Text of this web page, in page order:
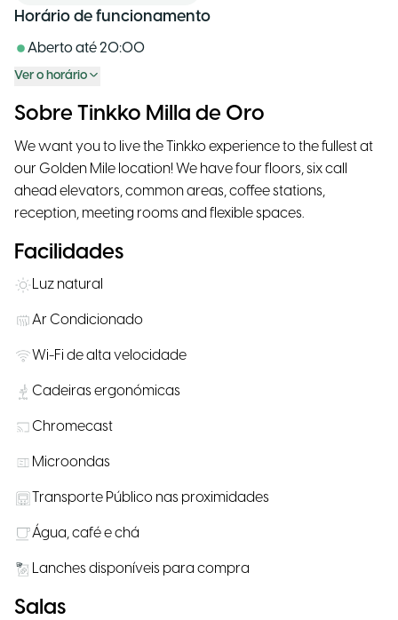
Horário de funcionamento
Aberto até20:00
Ver o horário
Sobre Tinkko Milla de Oro
We want you to live the Tinkko experience to the fullest at
our Golden Mile location! We have four floors, six call
ahead elevators, common areas, coffee stations,
reception, meeting rooms and flexible spaces.
Facilidades
Luz natural
Ar Condicionado
Wi-Fi de alta velocidade
Cadeiras ergonómicas
Chromecast
Microondas
Transporte Público nas proximidades
Água, café e chá
Lanches disponíveis para compra
Salas